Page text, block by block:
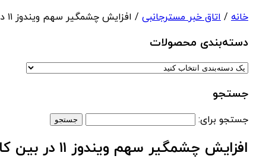
خانه / اتاق خبر مسترجانبی / افزایش چشمگیر سهم ویندوز ۱۱ در بین کاربران
دسته‌بندی‌ محصولات
جستجو
جستجو برای:
افزایش چشمگیر سهم ویندوز ۱۱ در بین کاربران